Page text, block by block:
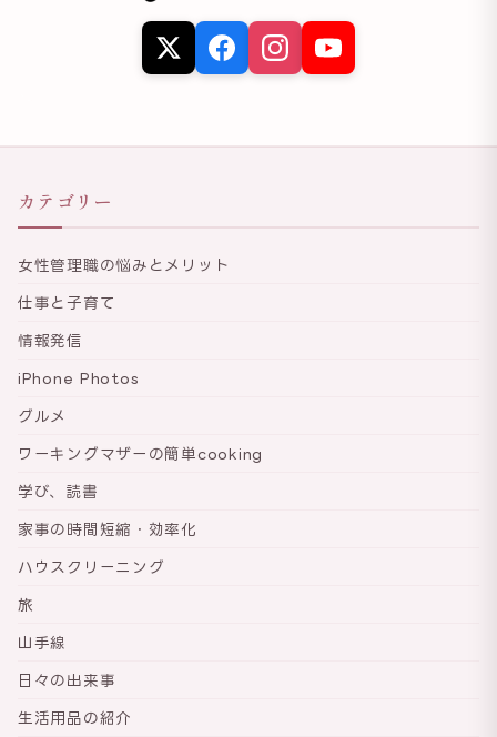
カテゴリー
女性管理職の悩みとメリット
仕事と子育て
情報発信
iPhone Photos
グルメ
ワーキングマザーの簡単cooking
学び、読書
家事の時間短縮・効率化
ハウスクリーニング
旅
山手線
日々の出来事
生活用品の紹介